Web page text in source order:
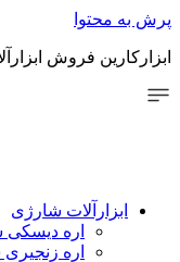
فروش ابزارآلات با
شارژی
اره دیسکی شارژی
اره زنجیری شارژی